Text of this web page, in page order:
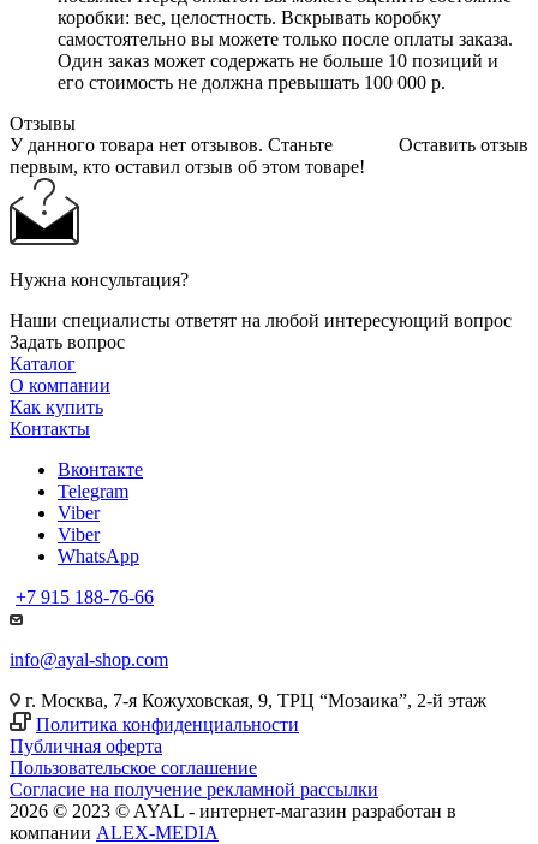
коробки: вес, целостность. Вскрывать коробку
самостоятельно вы можете только после оплаты заказа.
Один заказ может содержать не больше 10 позиций и
его стоимость не должна превышать 100 000 р.
Отзывы
Оставить отзыв
У данного товара нет отзывов. Станьте
первым, кто оставил отзыв об этом товаре!
Нужна консультация?
Наши специалисты ответят на любой интересующий вопрос
Задать вопрос
Каталог
О компании
Как купить
Контакты
Вконтакте
Telegram
Viber
Viber
WhatsApp
+7 915 188-76-66
info@ayal-shop.com
г. Москва, 7-я Кожуховская, 9, ТРЦ “Мозаика”, 2-й этаж
Политика конфиденциальности
Публичная оферта
Пользовательское соглашение
Согласие на получение рекламной рассылки
2026 © 2023 © AYAL - интернет-магазин разработан в
компании ALEX-MEDIA